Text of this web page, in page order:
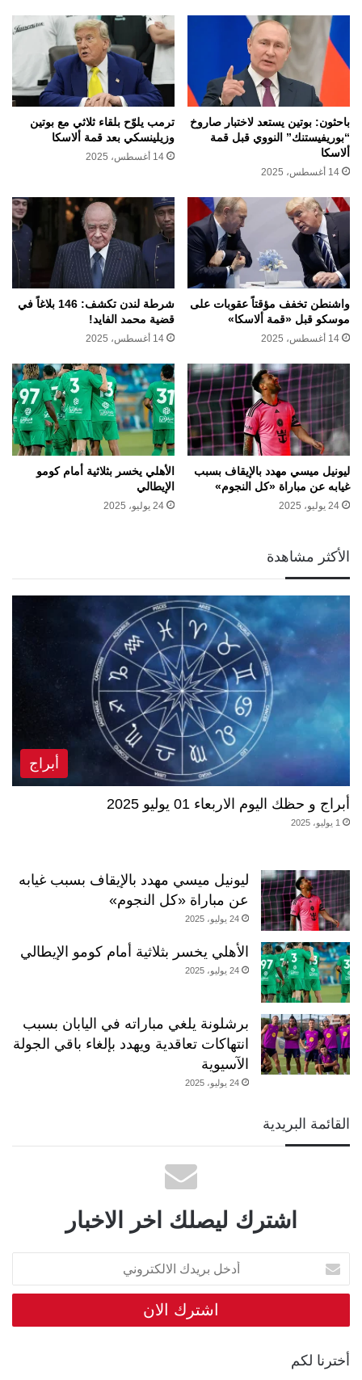
باحثون: بوتين يستعد لاختبار صاروخ
“بوريفيستنك” النووي قبل قمة
ألاسكا
14 أغسطس، 2025
ترمب يلوّح بلقاء ثلاثي مع بوتين
وزيلينسكي بعد قمة ألاسكا
14 أغسطس، 2025
واشنطن تخفف مؤقتاً عقوبات على
موسكو قبل «قمة ألاسكا»
14 أغسطس، 2025
شرطة لندن تكشف: 146 بلاغاً في
قضية محمد الفايد!
14 أغسطس، 2025
ليونيل ميسي مهدد بالإيقاف بسبب
غيابه عن مباراة «كل النجوم»
24 يوليو، 2025
الأهلي يخسر بثلاثية أمام كومو
الإيطالي
24 يوليو، 2025
الأكثر مشاهدة
أبراج
أبراج و حظك اليوم الاربعاء 01 يوليو 2025
1 يوليو، 2025
ليونيل ميسي مهدد بالإيقاف بسبب غيابه
عن مباراة «كل النجوم»
24 يوليو، 2025
الأهلي يخسر بثلاثية أمام كومو الإيطالي
24 يوليو، 2025
برشلونة يلغي مباراته في اليابان بسبب
انتهاكات تعاقدية ويهدد بإلغاء باقي الجولة
الآسيوية
24 يوليو، 2025
القائمة البريدية
اشترك ليصلك اخر الاخبار
أدخل
بريدك
الالكتروني
أخترنا لكم